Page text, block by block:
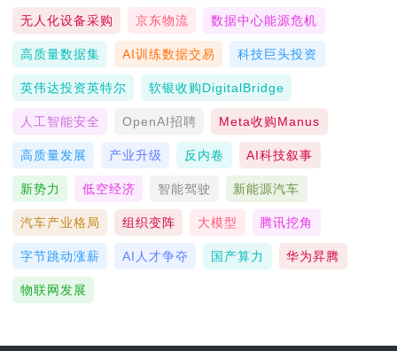
无人化设备采购 京东物流 数据中心能源危机
高质量数据集 AI训练数据交易 科技巨头投资
英伟达投资英特尔 软银收购DigitalBridge
人工智能安全 OpenAI招聘 Meta收购Manus
高质量发展 产业升级 反内卷 AI科技叙事
新势力 低空经济 智能驾驶 新能源汽车
汽车产业格局 组织变阵 大模型 腾讯挖角
字节跳动涨薪 AI人才争夺 国产算力 华为昇腾
物联网发展